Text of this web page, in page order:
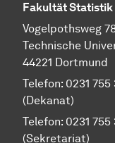
Fakultät Statistik
Vogelpothsweg
Technische
44221 Dortmund
Telefon: 0231 755
(Dekanat)
Telefon: 0231 755
(Sekretariat)